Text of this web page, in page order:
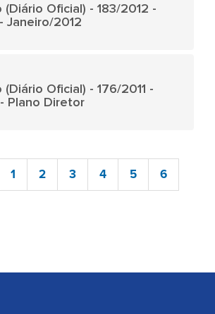
(Diário Oficial) - 183/2012 -
Janeiro/2012
Oficial) - 176/2011 -
Plano Diretor
1 2 3 4 5 6